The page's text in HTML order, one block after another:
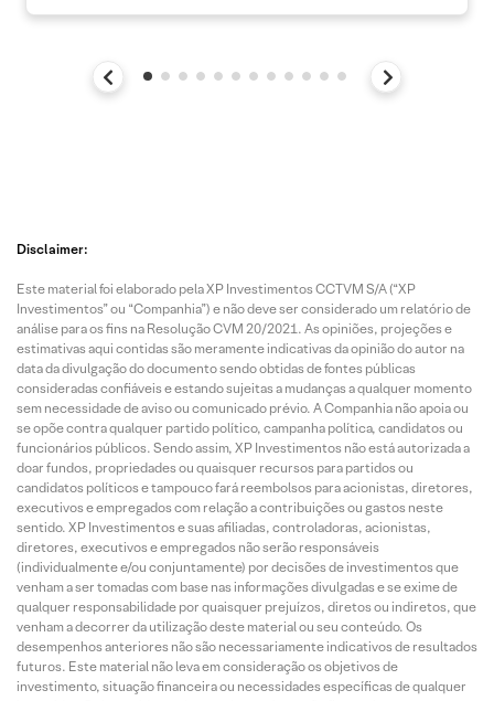
Disclaimer:
Este material foi elaborado pela XP Investimentos CCTVM S/A (“XP
Investimentos” ou “Companhia”) e não deve ser considerado um relatório de
análise para os fins na Resolução CVM 20/2021. As opiniões, projeções e
estimativas aqui contidas são meramente indicativas da opinião do autor na
data da divulgação do documento sendo obtidas de fontes públicas
consideradas confiáveis e estando sujeitas a mudanças a qualquer momento
sem necessidade de aviso ou comunicado prévio. A Companhia não apoia ou
se opõe contra qualquer partido político, campanha política, candidatos ou
funcionários públicos. Sendo assim, XP Investimentos não está autorizada a
doar fundos, propriedades ou quaisquer recursos para partidos ou
candidatos políticos e tampouco fará reembolsos para acionistas, diretores,
executivos e empregados com relação a contribuições ou gastos neste
sentido. XP Investimentos e suas afiliadas, controladoras, acionistas,
diretores, executivos e empregados não serão responsáveis
(individualmente e/ou conjuntamente) por decisões de investimentos que
venham a ser tomadas com base nas informações divulgadas e se exime de
qualquer responsabilidade por quaisquer prejuízos, diretos ou indiretos, que
venham a decorrer da utilização deste material ou seu conteúdo. Os
desempenhos anteriores não são necessariamente indicativos de resultados
futuros. Este material não leva em consideração os objetivos de
investimento, situação financeira ou necessidades específicas de qualquer